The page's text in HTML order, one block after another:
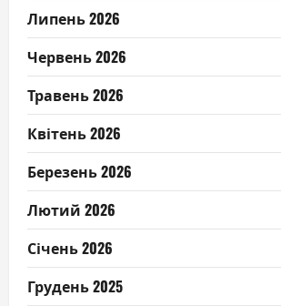
Липень 2026
Червень 2026
Травень 2026
Квітень 2026
Березень 2026
Лютий 2026
Січень 2026
Грудень 2025